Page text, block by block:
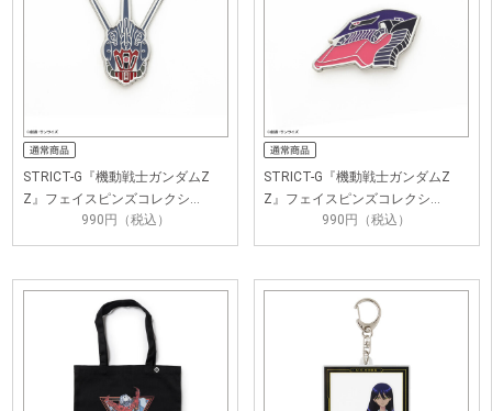
STRICT-G『機動戦士ガンダムZ
Z』フェイスピンズコレクシ…
990円（税込）
STRICT-G『機動戦士ガンダムZ
Z』フェイスピンズコレクシ…
990円（税込）